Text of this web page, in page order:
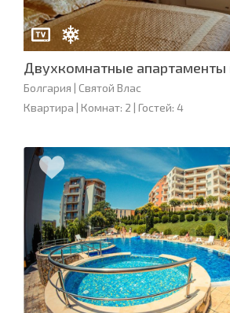
Двухкомнатные апартаменты
Болгария | Святой Влас
Квартира | Комнат: 2 | Гостей: 4